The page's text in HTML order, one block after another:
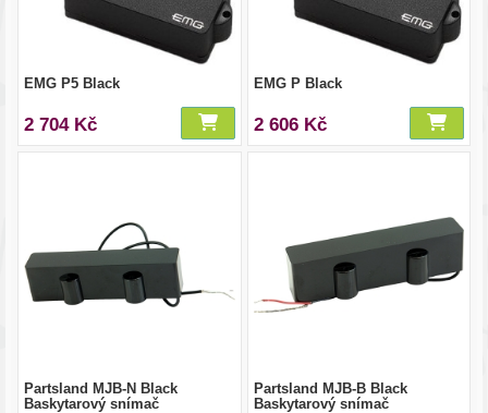
EMG P5 Black
2 704 Kč
EMG P Black
2 606 Kč
Partsland MJB-N Black
Baskytarový snímač
Partsland MJB-B Black
Baskytarový snímač